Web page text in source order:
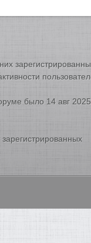
них
было 14 авг